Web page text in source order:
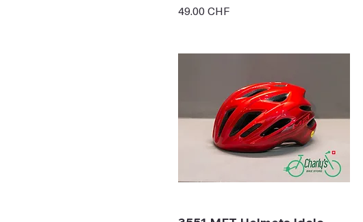
Prix
49.00 CHF